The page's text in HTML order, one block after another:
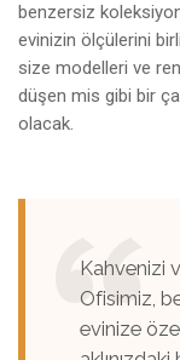
benzersiz
evinizin ölçülerini
size modelleri ve
düşen mis gibi bir
olacak.
Kahvenizi
Ofisimiz,
evinize